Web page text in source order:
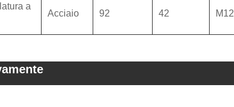
a
Acciaio 92 42 M12